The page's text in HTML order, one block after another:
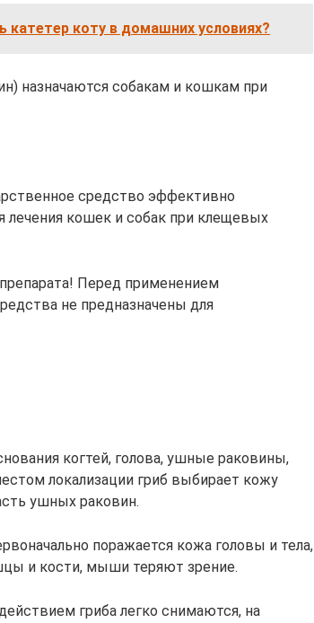
катетер коту в домашних условиях?
назначаются собакам и кошкам при
средство эффективно
лечения кошек и собак при клещевых
Перед применением
не предназначены для
когтей, голова, ушные раковины,
локализации гриб выбирает кожу
ушных раковин.
поражается кожа головы и тела,
и кости, мыши теряют зрение.
гриба легко снимаются, на